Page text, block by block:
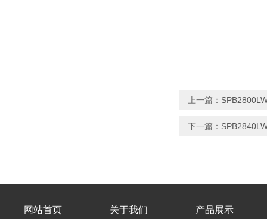
上一篇：
下一篇：
网站首页 关于我们 产品展示